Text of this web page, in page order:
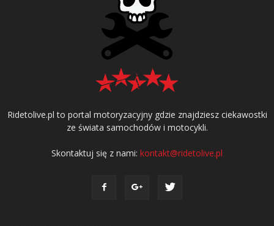
Ridetolive.pl to portal motoryzacyjny gdzie znajdziesz ciekawostki
ze świata samochodów i motocykli.
Skontaktuj się z nami: kontakt@ridetolive.pl